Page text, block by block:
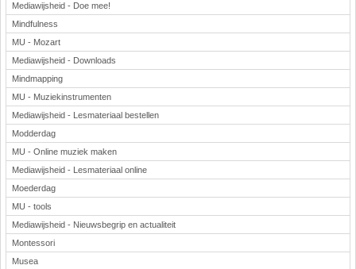
Mediawijsheid - Doe mee!
Mindfulness
MU - Mozart
Mediawijsheid - Downloads
Mindmapping
MU - Muziekinstrumenten
Mediawijsheid - Lesmateriaal bestellen
Modderdag
MU - Online muziek maken
Mediawijsheid - Lesmateriaal online
Moederdag
MU - tools
Mediawijsheid - Nieuwsbegrip en actualiteit
Montessori
Musea